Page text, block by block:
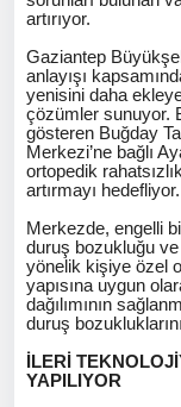
artırıyor.
Gaziantep
anlayışı
yenisini daha
çözümler sunuyor.
gösteren Buğday
Merkezi’ne bağlı
ortopedik
artırmayı hedefliyor.
Merkezde, engelli
duruş bozukluğu
yönelik kişiye özel
yapısına uygun
dağılımının
duruş
İLERİ
YAPILIYOR